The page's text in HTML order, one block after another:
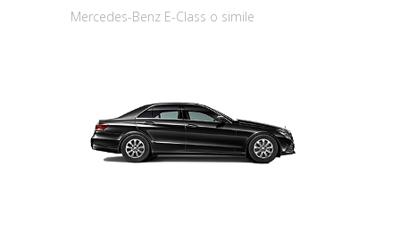
Mercedes-Benz E-Class o simile